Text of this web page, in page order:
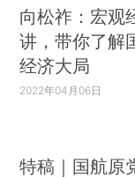
向松祚：宏观
讲，带你了解
经济大局
2022年04月06日
特稿｜国航原